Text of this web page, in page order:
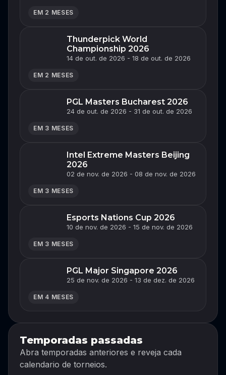
EM 2 MESES
Thunderpick World
Championship 2026
14 de out. de 2026 - 18 de out. de 2026
EM 2 MESES
PGL Masters Bucharest 2026
24 de out. de 2026 - 31 de out. de 2026
EM 3 MESES
Intel Extreme Masters Beijing
2026
02 de nov. de 2026 - 08 de nov. de 2026
EM 3 MESES
Esports Nations Cup 2026
10 de nov. de 2026 - 15 de nov. de 2026
EM 3 MESES
PGL Major Singapore 2026
25 de nov. de 2026 - 13 de dez. de 2026
EM 4 MESES
Temporadas passadas
Abra temporadas anteriores e reveja cada
calendario de torneios.